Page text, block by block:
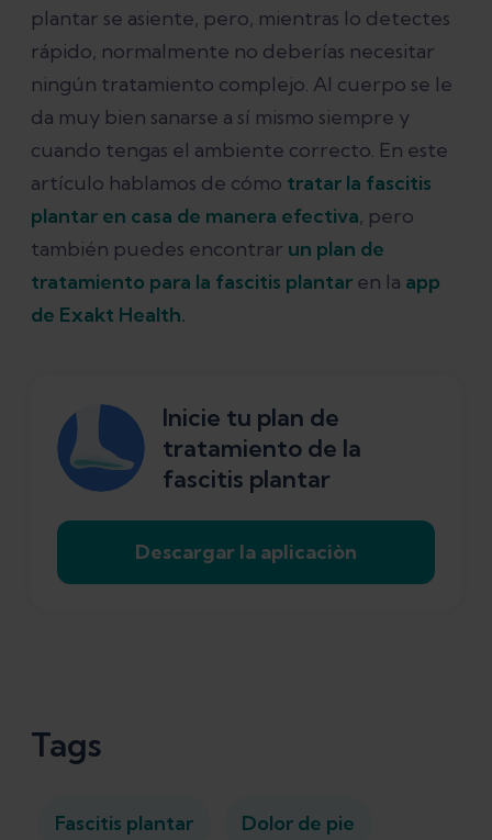
plantar se asiente, pero, mientras lo detectes
rápido, normalmente no deberías necesitar
ningún tratamiento complejo. Al cuerpo se le
da muy bien sanarse a sí mismo siempre y
cuando tengas el ambiente correcto. En este
artículo hablamos de cómo tratar la fascitis
plantar en casa de manera efectiva, pero
también puedes encontrar un plan de
tratamiento para la fascitis plantar en la app
de Exakt Health.
Inicie tu plan de
tratamiento de la
fascitis plantar
Descargar la aplicaciòn
Tags
Fascitis plantar Dolor de pie